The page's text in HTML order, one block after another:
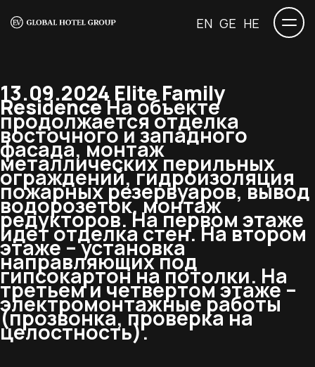
EN GE HE
13.09.2024 Elite Family
ResidenceНа объекте
продолжается отделка
восточного и западного
фасада, монтаж
металлических перильных
ограждений, гидроизоляция
пожарных резервуаров, вывод
водорозеток, монтаж
редукторов. На первом этаже
идет отделка стен. На втором
этаже – установка
направляющих под
гипсокартон на потолки. На
третьем и четвертом этаже –
электромонтажные работы
(прозвонка, проверка на
целостность).